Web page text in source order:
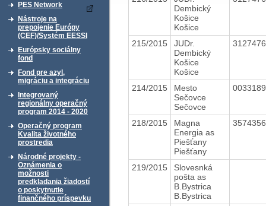
PES Network
Nástroje na
prepojenie Európy
(CEF)/Systém EESSI
Európsky sociálny
fond
Fond pre azyl,
migráciu a integráciu
Integrovaný
regionálny operačný
program 2014 - 2020
Operačný program
Kvalita životného
prostredia
Národné projekty -
Oznámenia o
možnosti
predkladania žiadostí
o poskytnutie
finančného príspevku
Dembický
Košice
Košice
215/2015
JUDr.
Dembický
Košice
Košice
214/2015
Mesto
Sečovce
Sečovce
218/2015
Magna
Energia as
Piešťany
Piešťany
219/2015
Slovesnká
pošta as
B.Bystrica
B.Bystrica